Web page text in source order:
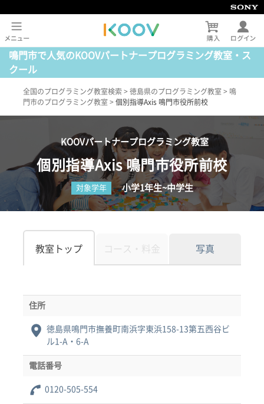
鳴門市で人気のKOOVパートナープログラミング教室・ス
クール
全国のプログラミング教室検索 > 徳島県のプログラミング教室 > 鳴
門市のプログラミング教室 > 個別指導Axis 鳴門市役所前校
KOOVパートナープログラミング教室
個別指導Axis 鳴門市役所前校
対象学年 小学1年生~中学生
教室トップ コース・料金 写真
住所
徳島県鳴門市撫養町南浜字東浜158-13第五西谷ビ
ル1-A・6-A
電話番号
0120-505-554